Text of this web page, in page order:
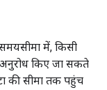
में, किसी
किए जा सकते
की सीमा तक पहुंच